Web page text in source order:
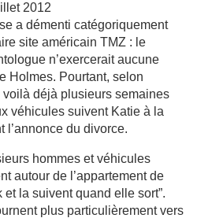
2012
a démenti catégoriquement
site américain TMZ : le
n’exercerait aucune
Holmes. Pourtant, selon
voilà déjà plusieurs semaines
véhicules suivent Katie à la
l’annonce du divorce.
hommes et véhicules
autour de l’appartement de
et la suivent quand elle sort”.
plus particulièrement vers